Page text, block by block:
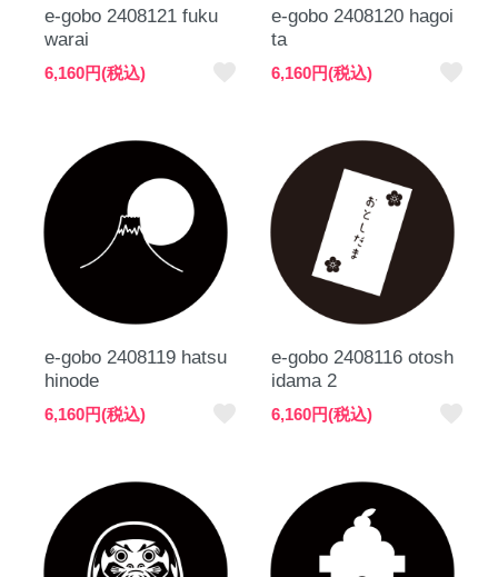
e-gobo 2408121 fuku
warai
6,160円(税込)
e-gobo 2408120 hagoi
ta
6,160円(税込)
e-gobo 2408119 hatsu
hinode
6,160円(税込)
e-gobo 2408116 otosh
idama 2
6,160円(税込)